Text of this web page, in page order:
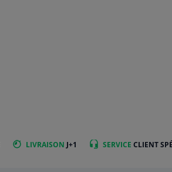
LIVRAISON J+1 SERVICE CLIENT